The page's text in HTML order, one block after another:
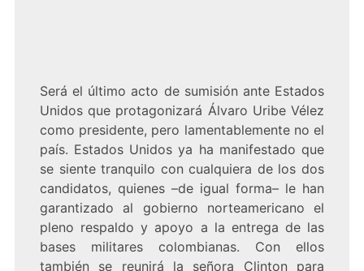
Será el último acto de sumisión ante Estados
Unidos que protagonizará Álvaro Uribe Vélez
como presidente, pero lamentablemente no el
país. Estados Unidos ya ha manifestado que
se siente tranquilo con cualquiera de los dos
candidatos, quienes –de igual forma– le han
garantizado al gobierno norteamericano el
pleno respaldo y apoyo a la entrega de las
bases militares colombianas. Con ellos
también se reunirá la señora Clinton para